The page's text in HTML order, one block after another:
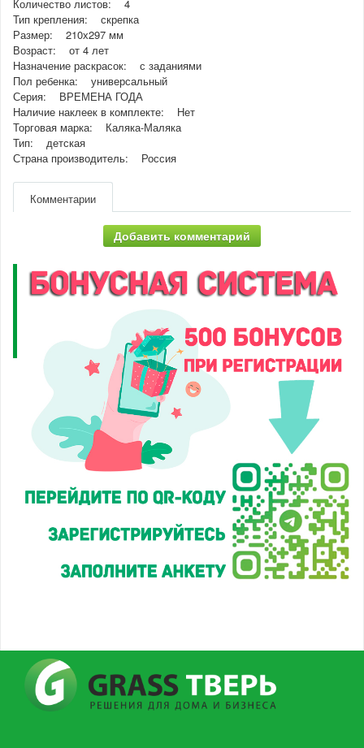
Количество листов: 4
Тип крепления: скрепка
Размер: 210х297 мм
Возраст: от 4 лет
Назначение раскрасок: с заданиями
Пол ребенка: универсальный
Серия: ВРЕМЕНА ГОДА
Наличие наклеек в комплекте: Нет
Торговая марка: Каляка-Маляка
Тип: детская
Страна производитель: Россия
Комментарии
Добавить комментарий